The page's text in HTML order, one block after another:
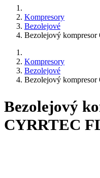
Kompresory
Bezolejové
Bezolejový
Kompresory
Bezolejové
Bezolejový
Bezolejový
CYRRTEC